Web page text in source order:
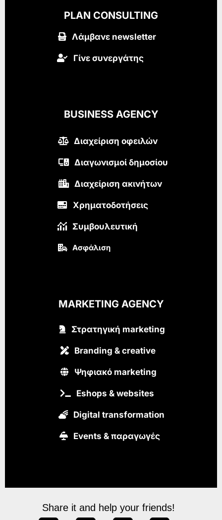
PLAN CONSULTING
Λάμβανε newsletter
Γίνε συνεργάτης
BUSINESS AGENCY
Διαχείριση οφειλών
Διαγωνισμοί δημοσίου
Διαχείριση ακινήτων
Χρηματοδοτήσεις
Συμβουλευτική
Ασφάλιση
MARKETING AGENCY
Στρατηγική marketing
Branding & creative
Ψηφιακό marketing
Eshops & websites
Digital transformation
Εvents & παραγωγές
Share it and help your friends!